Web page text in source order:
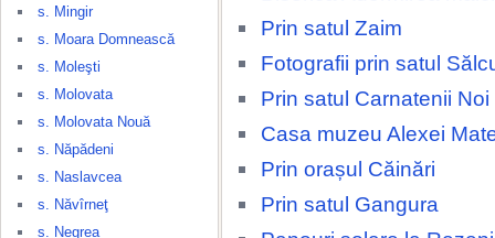
s. Mingir
s. Moara Domnească
s. Moleşti
s. Molovata
s. Molovata Nouă
s. Năpădeni
s. Naslavcea
s. Năvîrneţ
s. Negrea
Prin satul Zaim
Fotografii prin satul
Prin satul Carnatenii Noi
Casa muzeu Alexei
Prin orașul Căinări
Prin satul Gangura